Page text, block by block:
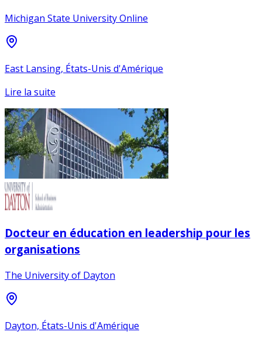
Michigan State University Online
East Lansing, États-Unis d'Amérique
Lire la suite
Docteur en éducation en leadership pour les
organisations
The University of Dayton
Dayton, États-Unis d'Amérique